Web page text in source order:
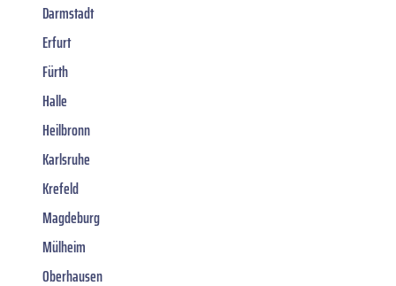
Darmstadt
Erfurt
Fürth
Halle
Heilbronn
Karlsruhe
Krefeld
Magdeburg
Mülheim
Oberhausen